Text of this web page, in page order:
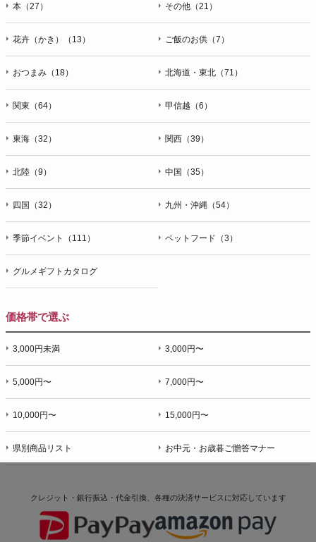
本（27） その他（21）
花卉（かき）（13） ご飯のお供（7）
おつまみ（18） 北海道・東北（71）
関東（64） 甲信越（6）
東海（32） 関西（39）
北陸（9） 中国（35）
四国（32） 九州・沖縄（54）
季節イベント（111） ペットフード（3）
グルメギフトカタログ
価格帯で選ぶ
3,000円未満 3,000円〜
5,000円〜 7,000円〜
10,000円〜 15,000円〜
県別商品リスト お中元・お歳暮ご贈答マナー
クレジット・銀行振込・代金引換、各種の決済サービスに対応しています